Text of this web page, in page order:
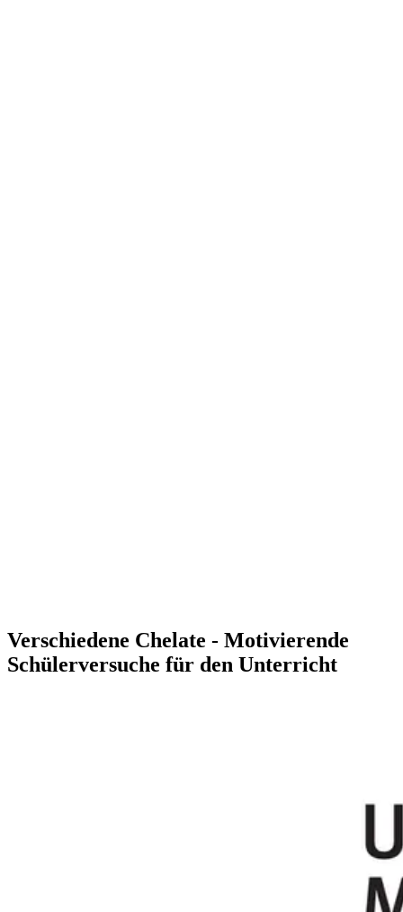
Verschiedene Chelate - Motivierende
Schülerversuche für den Unterricht